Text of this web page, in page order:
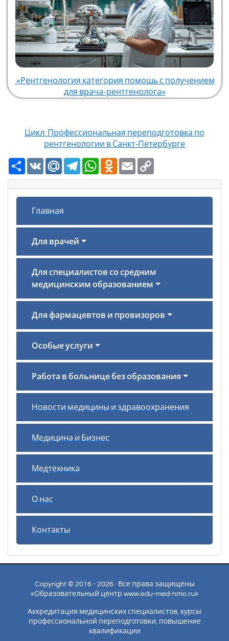
«Рентгенология категория помощь с получением
для врача-рентгенолога»
Цикл: Профессиональная переподготовка по
рентгенологии в Санкт‑Петербурге
Ресурс
VK Mail.RuTelegramWhatsAppOdnoklassniki
Email
Главная
Для врачей
Для специалистов со средним
медицинским образованием
Для фармацевтов и провизоров
Особые услуги
Работа в больнице без образования
Новости медицины и здравоохранения
Медицина и Бизнес
Медтехника
О нас
Контакты
Copyright © 2016 - 2026 · Все права защищены
«Образовательный центр www.edu-med-nmo.ru»
Аккредитация медицинских специалистов, курсы
профессиональной переподготовки, повышение
квалификации